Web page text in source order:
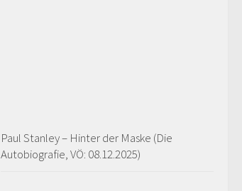
Paul Stanley – Hinter der Maske (Die
Autobiografie, VÖ: 08.12.2025)